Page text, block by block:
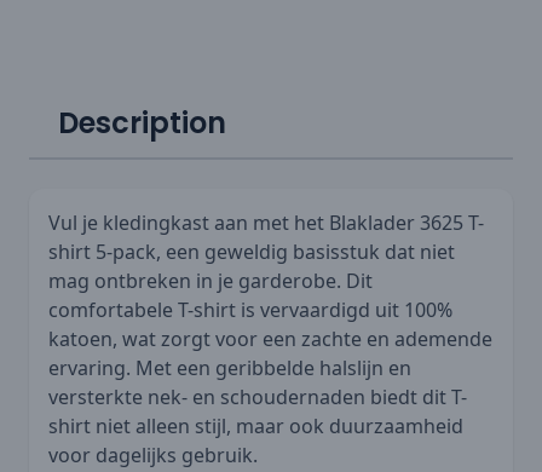
Description
Vul je kledingkast aan met het Blaklader 3625 T-
shirt 5-pack, een geweldig basisstuk dat niet
mag ontbreken in je garderobe. Dit
comfortabele T-shirt is vervaardigd uit 100%
katoen, wat zorgt voor een zachte en ademende
ervaring. Met een geribbelde halslijn en
versterkte nek- en schoudernaden biedt dit T-
shirt niet alleen stijl, maar ook duurzaamheid
voor dagelijks gebruik.